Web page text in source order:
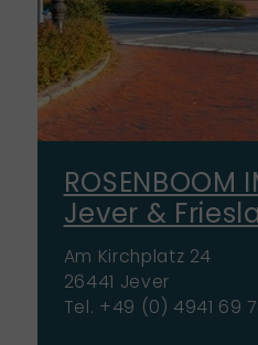
ROSENBOOM
Jever &
Am Kirchplatz 24
26441 Jever
Tel. +49 (0) 4941 69